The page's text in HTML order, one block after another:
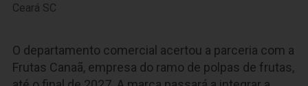
Ceará SC
O departamento comercial acertou a parceria com a
Frutas Canaã, empresa do ramo de polpas de frutas,